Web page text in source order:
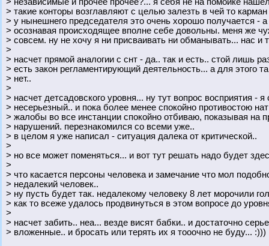
> такие конторы возглавляют с целью залезть в чей то карман
> у нынешнего председателя это очень хорошо получается -
> осознавая происходящее вполне себе довольны. меня же
> совсем. ну не хочу я ни присваивать ни обманывать... нас и
>
> насчет прямой аналогии с снт - да.. так и есть.. стой лишь
> есть закон регламентирующий деятельность... а для этого
> нет..
>
> насчет детсадовского уровня... ну тут вопрос восприятия -
> несерьезный.. и пока более менее спокойно противостою
> жалобы во все инстанции спокойно отбиваю, показывая на
> нарушений. перезнакомился со всеми уже..
> в целом я уже написал - ситуация далека от критической..
>
> но все может поменяться... и вот тут решать надо будет
>
> что касается персоны человека и замечание что мол
> недалекий человек..
> ну пусть будет так. недалекому человеку 8 лет морочили
> как то всеже удалось продвинуться в этом вопросе до
>
> насчет забить.. неа... везде висят бабки.. и достаточно
> вложенные.. и бросать или терять их я тооочно не буду... :)))